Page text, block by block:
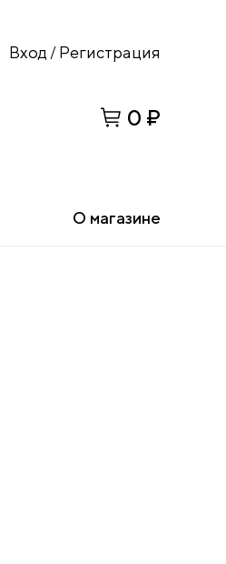
Вход / Регистрация
0 ₽
О магазине